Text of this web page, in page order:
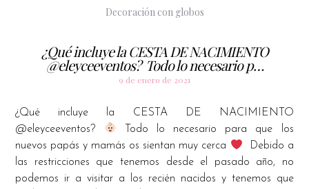
Decoración con globos
¿Qué incluye la CESTA DE NACIMIENTO
@eleyceeventos? ⁠ Todo lo necesario p…
9 de enero de 2021
¿Qué incluye la CESTA DE NACIMIENTO
@eleyceeventos?
⁠ Todo lo necesario para que los
nuevos papás y mamás os sientan muy cerca
⁠ ⁠ Debido a
las restricciones que tenemos desde el pasado año, no
podemos ir a visitar a los recién nacidos y tenemos que